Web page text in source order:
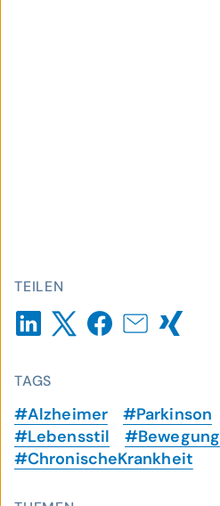
TEILEN
TAGS
#Alzheimer
#Parkinson
#Lebensstil
#Bewegung
#ChronischeKrankheit